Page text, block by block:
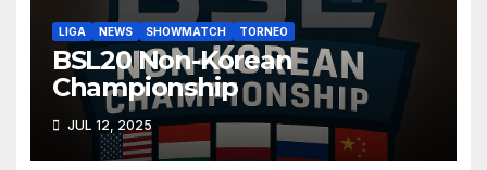
LIGA NEWS SHOWMATCH TORNEO
BSL20 Non-Korean
Championship
JUL 12, 2025